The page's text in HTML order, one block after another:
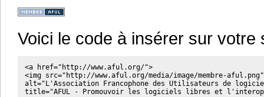
Voici le code à insérer sur votre
<a href="http://www.aful.org/">
<img src="http://www.aful.org/media/image/membre-aful.png"
alt="L'Association Francophone des Utilisateurs de
title="AFUL - Promouvoir les logiciels libres et